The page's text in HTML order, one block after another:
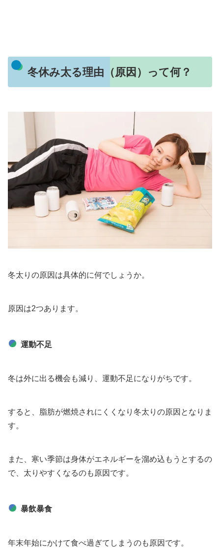
冬休み太る理由（原因）って何？
冬太りの原因は具体的に何でしょうか。
原因は2つあります。
運動不足
冬は外に出る機会も減り、運動不足になりがちです。
すると、脂肪が燃焼されにくくなり冬太りの原因となりま
す。
また、寒い季節は身体がエネルギーを溜め込もうとするの
で、太りやすくなるのも原因です。
暴飲暴食
年末年始にかけて食べ過ぎてしまうのも原因です。